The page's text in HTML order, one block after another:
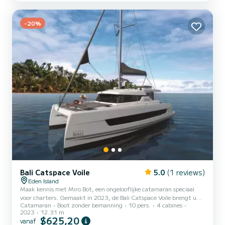
met een douche. Deze boot is uitgerust met...
-20%
Bali Catspace Voile 5.0 (1 reviews)
Eden Island
Maak kennis met Miro Bot, een ongelooflijke catamaran speciaal
voor charters. Gemaakt in 2023, de Bali Catspace Voile brengt u
naar de mooiste ankerplaatsen in Eden Island. De boot heeft 4
hutten met totaal comfort en een capaciteit van 10 passagiers.
Met een totale lengte van 12 meter en 80 pk, zal het uw beste
Catamaran Boot zonder bemanning 10 pers.
4 cabines
2023
12.31 m
vanaf $625,20